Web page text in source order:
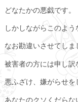
どなたかの悪戯です。
しかしながらこのよう
なお勘違いさせてしま
被害者の方には申し訳
悪ふざけ、嫌がらせを
あなたのクソくだら